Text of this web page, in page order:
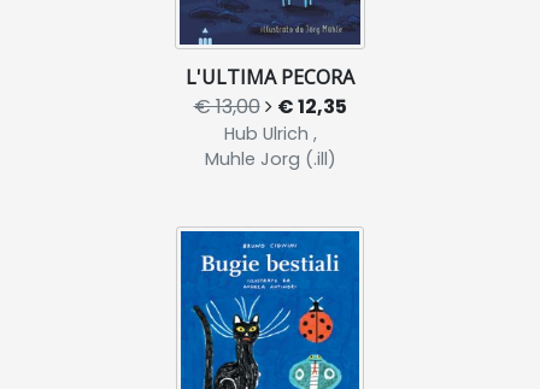
L'ULTIMA PECORA
€ 13,00 € 12,35
Hub Ulrich ,
Muhle Jorg (.ill)